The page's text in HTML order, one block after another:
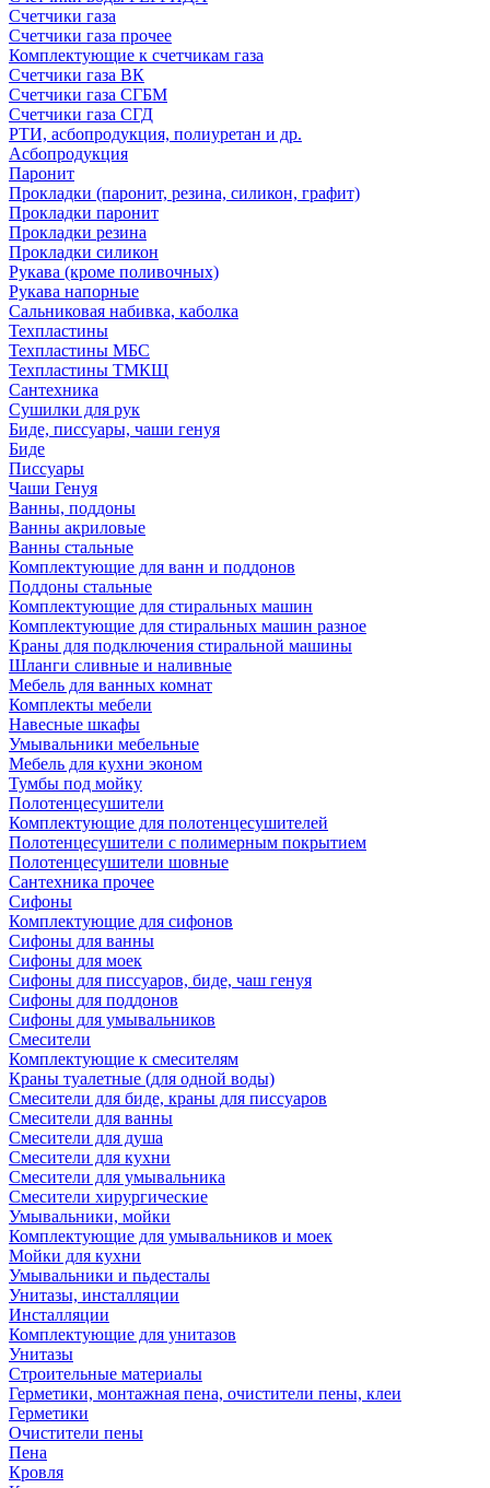
Счетчики газа
Счетчики газа прочее
Комплектующие к счетчикам газа
Счетчики газа ВК
Счетчики газа СГБМ
Счетчики газа СГД
РТИ, асбопродукция, полиуретан и др.
Асбопродукция
Паронит
Прокладки (паронит, резина, силикон, графит)
Прокладки паронит
Прокладки резина
Прокладки силикон
Рукава (кроме поливочных)
Рукава напорные
Сальниковая набивка, каболка
Техпластины
Техпластины МБС
Техпластины ТМКЩ
Сантехника
Сушилки для рук
Биде, писсуары, чаши генуя
Биде
Писсуары
Чаши Генуя
Ванны, поддоны
Ванны акриловые
Ванны стальные
Комплектующие для ванн и поддонов
Поддоны стальные
Комплектующие для стиральных машин
Комплектующие для стиральных машин разное
Краны для подключения стиральной машины
Шланги сливные и наливные
Мебель для ванных комнат
Комплекты мебели
Навесные шкафы
Умывальники мебельные
Мебель для кухни эконом
Тумбы под мойку
Полотенцесушители
Комплектующие для полотенцесушителей
Полотенцесушители с полимерным покрытием
Полотенцесушители шовные
Сантехника прочее
Сифоны
Комплектующие для сифонов
Сифоны для ванны
Сифоны для моек
Сифоны для писсуаров, биде, чаш генуя
Сифоны для поддонов
Сифоны для умывальников
Смесители
Комплектующие к смесителям
Краны туалетные (для одной воды)
Смесители для биде, краны для писсуаров
Смесители для ванны
Смесители для душа
Смесители для кухни
Смесители для умывальника
Смесители хирургические
Умывальники, мойки
Комплектующие для умывальников и моек
Мойки для кухни
Умывальники и пьдесталы
Унитазы, инсталляции
Инсталляции
Комплектующие для унитазов
Унитазы
Строительные материалы
Герметики, монтажная пена, очистители пены, клеи
Герметики
Очистители пены
Пена
Кровля